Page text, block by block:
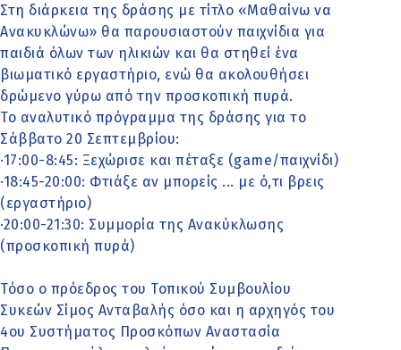
Στη διάρκεια της δράσης με τίτλο «Μαθαίνω να
Ανακυκλώνω» θα παρουσιαστούν παιχνίδια για
παιδιά όλων των ηλικιών και θα στηθεί ένα
βιωματικό εργαστήριο, ενώ θα ακολουθήσει
δρώμενο γύρω από την προσκοπική πυρά.
Το αναλυτικό πρόγραμμα της δράσης για το
Σάββατο 20 Σεπτεμβρίου:
·17:00-8:45: Ξεχώρισε και πέταξε (game/παιχνίδι)
·18:45-20:00: Φτιάξε αν μπορείς ... με ό,τι βρεις
(εργαστήριο)
·20:00-21:30: Συμμορία της Ανακύκλωσης
(προσκοπική πυρά)
Τόσο ο πρόεδρος του Τοπικού Συμβουλίου
Συκεών Σίμος Ανταβαλής όσο και η αρχηγός του
4ου Συστήματος Προσκόπων Αναστασία